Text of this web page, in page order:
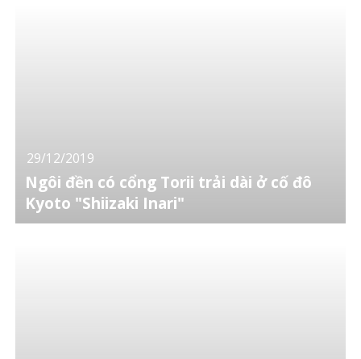
29/12/2019
Ngôi đền có cổng Torii trải dài ở cố đô
Kyoto "Shiizaki Inari"